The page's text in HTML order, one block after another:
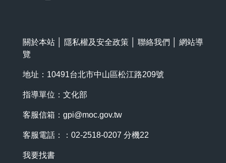
關於本站 隱私權及安全政策 聯絡我們
網站導
覽
地址：10491台北市中山區松江路209號
指導單位：文化部
客服信箱： gpi@moc.gov.tw
客服電話：：02-2518-0207 分機22
我要找書